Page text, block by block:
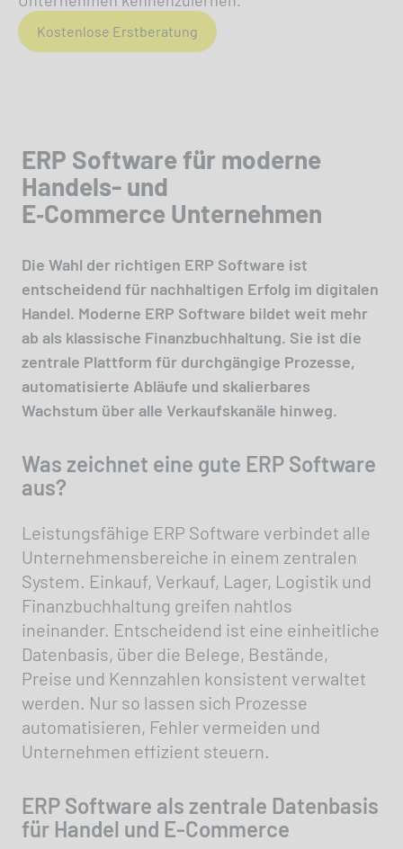
Kostenlose Erstberatung
ERP Software für moderne
Handels- und
E‑Commerce Unternehmen
Die Wahl der richtigen ERP Software ist
entscheidend für nachhaltigen Erfolg im digitalen
Handel. Moderne ERP Software bildet weit mehr
ab als klassische Finanzbuchhaltung. Sie ist die
zentrale Plattform für durchgängige Prozesse,
automatisierte Abläufe und skalierbares
Wachstum über alle Verkaufskanäle hinweg.
Was zeichnet eine gute ERP Software
aus?
Leistungsfähige ERP Software verbindet alle
Unternehmensbereiche in einem zentralen
System. Einkauf, Verkauf, Lager, Logistik und
Finanzbuchhaltung greifen nahtlos
ineinander. Entscheidend ist eine einheitliche
Datenbasis, über die Belege, Bestände,
Preise und Kennzahlen konsistent verwaltet
werden. Nur so lassen sich Prozesse
automatisieren, Fehler vermeiden und
Unternehmen effizient steuern.
ERP Software als zentrale Datenbasis
für Handel und E-Commerce